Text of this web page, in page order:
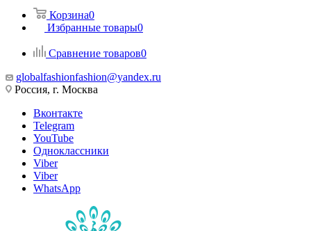
Корзина0
Избранные товары0
Сравнение товаров0
globalfashionfashion@yandex.ru
Россия, г. Москва
Вконтакте
Telegram
YouTube
Одноклассники
Viber
Viber
WhatsApp